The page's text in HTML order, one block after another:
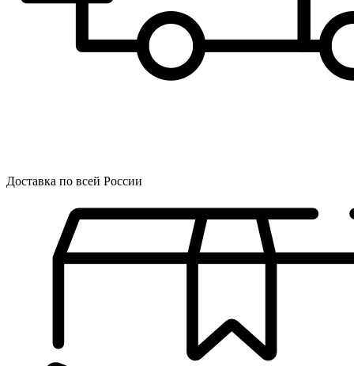
Доставка по всей России